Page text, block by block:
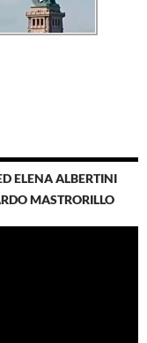
ELENA ALBERTINI
MASTRORILLO